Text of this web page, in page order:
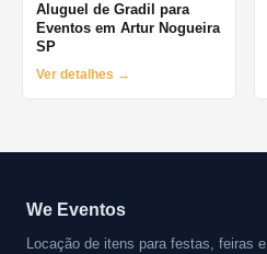
Aluguel de Gradil para
Eventos em Artur Nogueira
SP
Ver detalhes →
We Eventos
Locação de itens para festas, feiras e